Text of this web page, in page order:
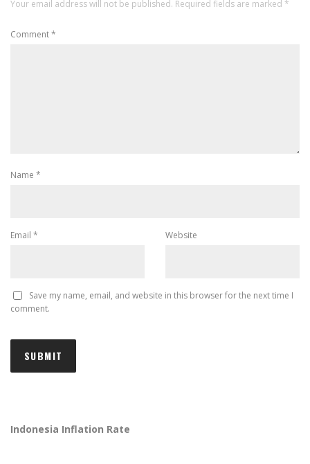
Your email address will not be published. Required fields are marked *
Comment*
Name *
Email * Website
Save my name, email, and website in this browser for the next time I
comment.
Indonesia Inflation Rate